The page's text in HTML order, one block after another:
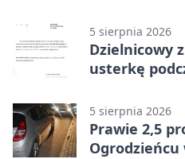
5 sierpnia 2026
Dzielnicowy
usterkę
5 sierpnia 2026
Prawie 2,5
Ogrodzieńcu